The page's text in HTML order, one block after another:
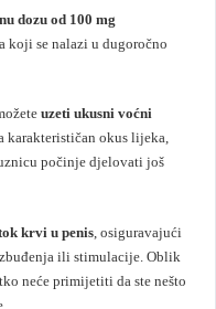
dozu od 100 mg
koji se nalazi u dugoročno
uzeti ukusni voćni
karakterističan okus lijeka,
počinje djelovati još
krvi u penis , osiguravajući
ili stimulacije. Oblik
neće primijetiti da ste nešto